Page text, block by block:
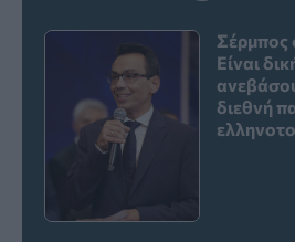
Σέρμπος
Είναι
διεθνή